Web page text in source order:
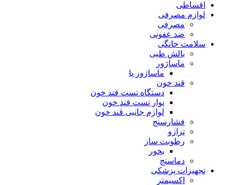
اقساطی
لوازم مصرفی
مصرفی
ضد عفونی
سلامت خانگی
بالش طبی
ماساژور
ماساژور پا
قند خون
دستگاه تست قند خون
نوار تست قند خون
لوازم جانبی قند خون
فشارسنج
ترازو
رطوبت ساز
بخور
دماسنج
تجهیزات پزشکی
اکسیمتر